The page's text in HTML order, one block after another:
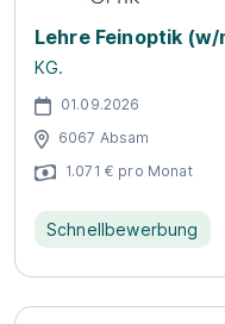
Lehre Feinoptik (w/
KG.
01.09.2026
6067 Absam
1.071 € pro Monat
Schnellbewerbung